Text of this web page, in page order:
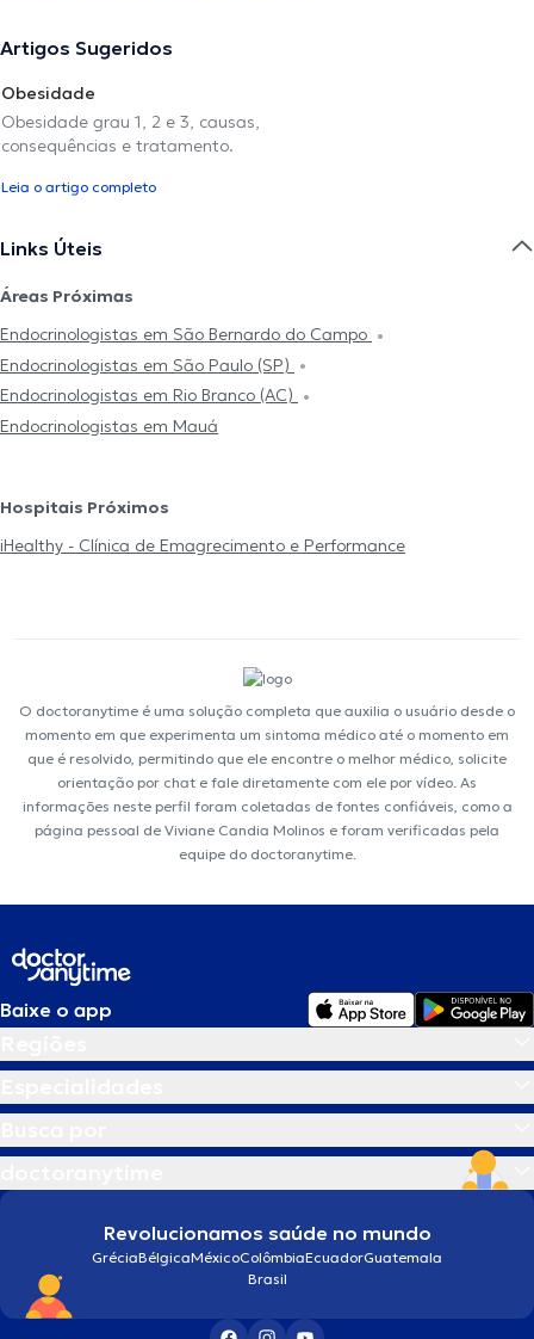
Artigos Sugeridos
Obesidade
Obesidade grau 1, 2 e 3, causas,
consequências e tratamento.
Leia o artigo completo
Links Úteis
Áreas Próximas
Endocrinologistas em São Bernardo do Campo
Endocrinologistas em São Paulo (SP)
Endocrinologistas em Rio Branco (AC)
Endocrinologistas em Mauá
Hospitais Próximos
iHealthy - Clínica de Emagrecimento e Performance
O doctoranytime é uma solução completa que auxilia o usuário desde o
momento em que experimenta um sintoma médico até o momento em
que é resolvido, permitindo que ele encontre o melhor médico, solicite
orientação por chat e fale diretamente com ele por vídeo. As
informações neste perfil foram coletadas de fontes confiáveis, como a
página pessoal de Viviane Candia Molinos e foram verificadas pela
equipe do doctoranytime.
Baixe o app
Revolucionamos saúde no mundo
GréciaBélgicaMéxicoColômbiaEcuadorGuatemala
Brasil